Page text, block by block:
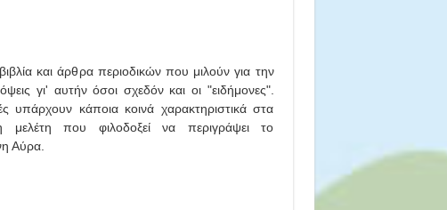
και άρθρα περιοδικών που μιλούν για την
γι' αυτήν όσοι σχεδόν και οι "ειδήμονες".
κάποια κοινά χαρακτηριστικά στα
μελέτη που φιλοδοξεί να περιγράψει το
Αύρα.